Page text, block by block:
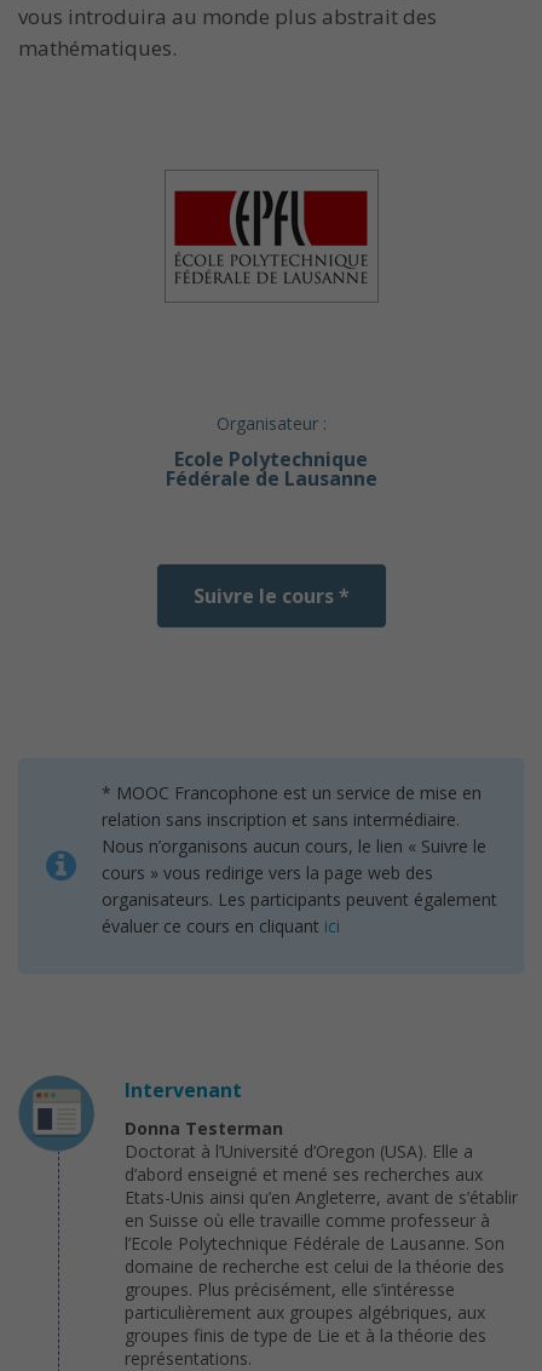
vous introduira au monde plus abstrait des
mathématiques.
Organisateur :
Ecole Polytechnique
Fédérale de Lausanne
Suivre le cours *
* MOOC Francophone est un service de mise en
relation sans inscription et sans intermédiaire.
Nous n’organisons aucun cours, le lien « Suivre le
cours » vous redirige vers la page web des
organisateurs. Les participants peuvent également
évaluer ce cours en cliquant ici
Intervenant
Donna Testerman
Doctorat à l’Université d’Oregon (USA). Elle a
d’abord enseigné et mené ses recherches aux
Etats-Unis ainsi qu’en Angleterre, avant de s’établir
en Suisse où elle travaille comme professeur à
l’Ecole Polytechnique Fédérale de Lausanne. Son
domaine de recherche est celui de la théorie des
groupes. Plus précisément, elle s’intéresse
particulièrement aux groupes algébriques, aux
groupes finis de type de Lie et à la théorie des
représentations.